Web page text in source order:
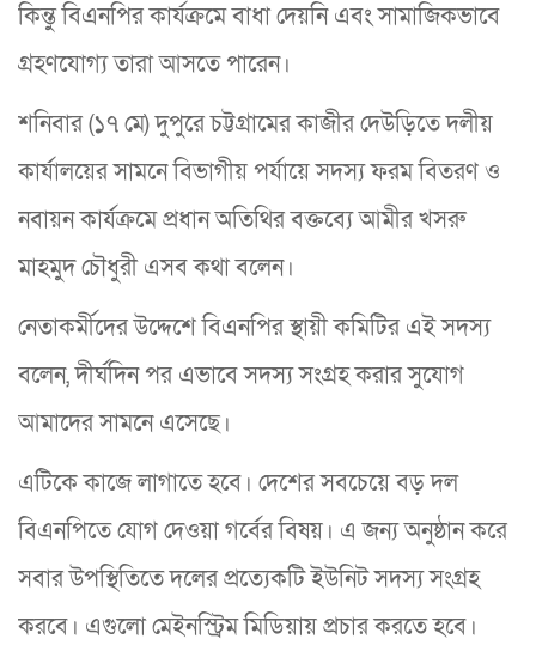
কিন্তু বিএনপির কার্যক্রমে বাধা দেয়নি এবং সামাজিকভাবে
গ্রহণযোগ্য তারা আসতে পারেন।
শনিবার (১৭ মে) দুপুরে চট্টগ্রামের কাজীর দেউড়িতে দলীয়
কার্যালয়ের সামনে বিভাগীয় পর্যায়ে সদস্য ফরম বিতরণ ও
নবায়ন কার্যক্রমে প্রধান অতিথির বক্তব্যে আমীর খসরু
মাহমুদ চৌধুরী এসব কথা বলেন।
নেতাকর্মীদের উদ্দেশে বিএনপির স্থায়ী কমিটির এই সদস্য
বলেন, দীর্ঘদিন পর এভাবে সদস্য সংগ্রহ করার সুযোগ
আমাদের সামনে এসেছে।
এটিকে কাজে লাগাতে হবে। দেশের সবচেয়ে বড় দল
বিএনপিতে যোগ দেওয়া গর্বের বিষয়। এ জন্য অনুষ্ঠান করে
সবার উপস্থিতিতে দলের প্রত্যেকটি ইউনিট সদস্য সংগ্রহ
করবে। এগুলো মেইনস্ট্রিম মিডিয়ায় প্রচার করতে হবে।